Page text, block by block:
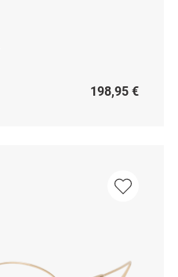
198,95 €